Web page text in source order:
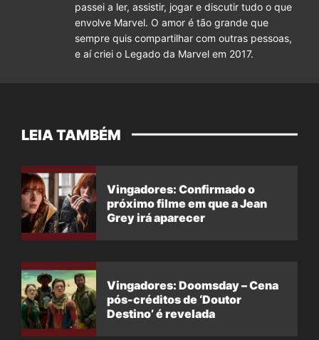
passei a ler, assistir, jogar e discutir tudo o que
envolve Marvel. O amor é tão grande que
sempre quis compartilhar com outras pessoas,
e aí criei o Legado da Marvel em 2017.
LEIA TAMBÉM
Vingadores: Confirmado o
próximo filme em que a Jean
Grey irá aparecer
Vingadores: Doomsday – Cena
pós-créditos de ‘Doutor
Destino’ é revelada